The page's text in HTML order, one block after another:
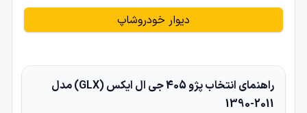
دیوار خودروشاپ
راهنمای انتخاب پژو 405 جی ال ایکس (GLX) مدل
2011-1390